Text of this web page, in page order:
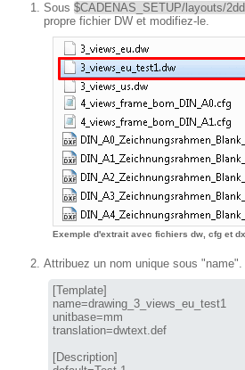
Sous $CADENAS_SETUP/layouts/
propre fichier DW et modifiez-le.
Exemple d'extrait avec fichiers dw, cfg et
Attribuez un nom unique sous "name".
[Template]
name=drawing_3_views_eu_test1
unitbase=mm
translation=dwtext.def
[Description]